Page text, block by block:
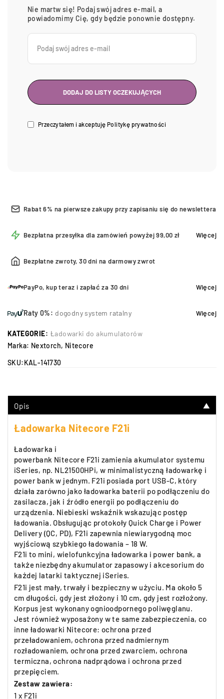
Nie martw się! Podaj swój adres e-mail, a
powiadomimy Cię, gdy będzie ponownie dostępny.
Przeczytałem i akceptuję Politykę prywatności
Rabat 6% na pierwsze zakupy przy zapisaniu się do newslettera
Bezpłatna przesyłka dla zamówień powyżej 99,00 zł Więcej
Bezpłatne zwroty, 30 dni na darmowy zwrot
PayPo, kup teraz i zapłać za 30 dni Więcej
Raty 0%: dogodny system ratalny Więcej
KATEGORIE: Ładowarki do akumulatorów
Marka: Nextorch, Nitecore
SKU:KAL-141730
Opis ▼
Ładowarka Nitecore F21i
Ładowarka i
powerbank Nitecore F21i zamienia akumulator systemu
iSeries, np. NL21500HPi, w minimalistyczną ładowarkę i
power bank w jednym. F21i posiada port USB-C, który
działa zarówno jako ładowarka baterii po podłączeniu do
zasilacza, jak i źródło energii po podłączeniu do
urządzenia. Niebieski wskaźnik wskazując postęp
ładowania. Obsługując protokoły Quick Charge i Power
Delivery (QC, PD), F21i zapewnia niewiarygodną moc
wyjściową szybkiego ładowania – 18 W.
F21i to mini, wielofunkcyjna ładowarka i power bank, a
także niezbędny akumulator zapasowy i akcesorium do
każdej latarki taktycznej iSeries.
F21i jest mały, trwały i bezpieczny w użyciu. Ma około 5
cm długości, gdy jest złożony i 10 cm, gdy jest rozłożony.
Korpus jest wykonany ognioodpornego poliwęglanu.
Jest również wyposażony w te same zabezpieczenia, co
inne ładowarki Nitecore: ochrona przed
przeładowaniem, ochrona przed nadmiernym
rozładowaniem, ochrona przed zwarciem, ochrona
termiczna, ochrona nadprądowa i ochrona przed
przepięciem.
Zestaw zawiera:
1 x F21i